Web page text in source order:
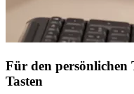
Für den persönlichen
Tasten